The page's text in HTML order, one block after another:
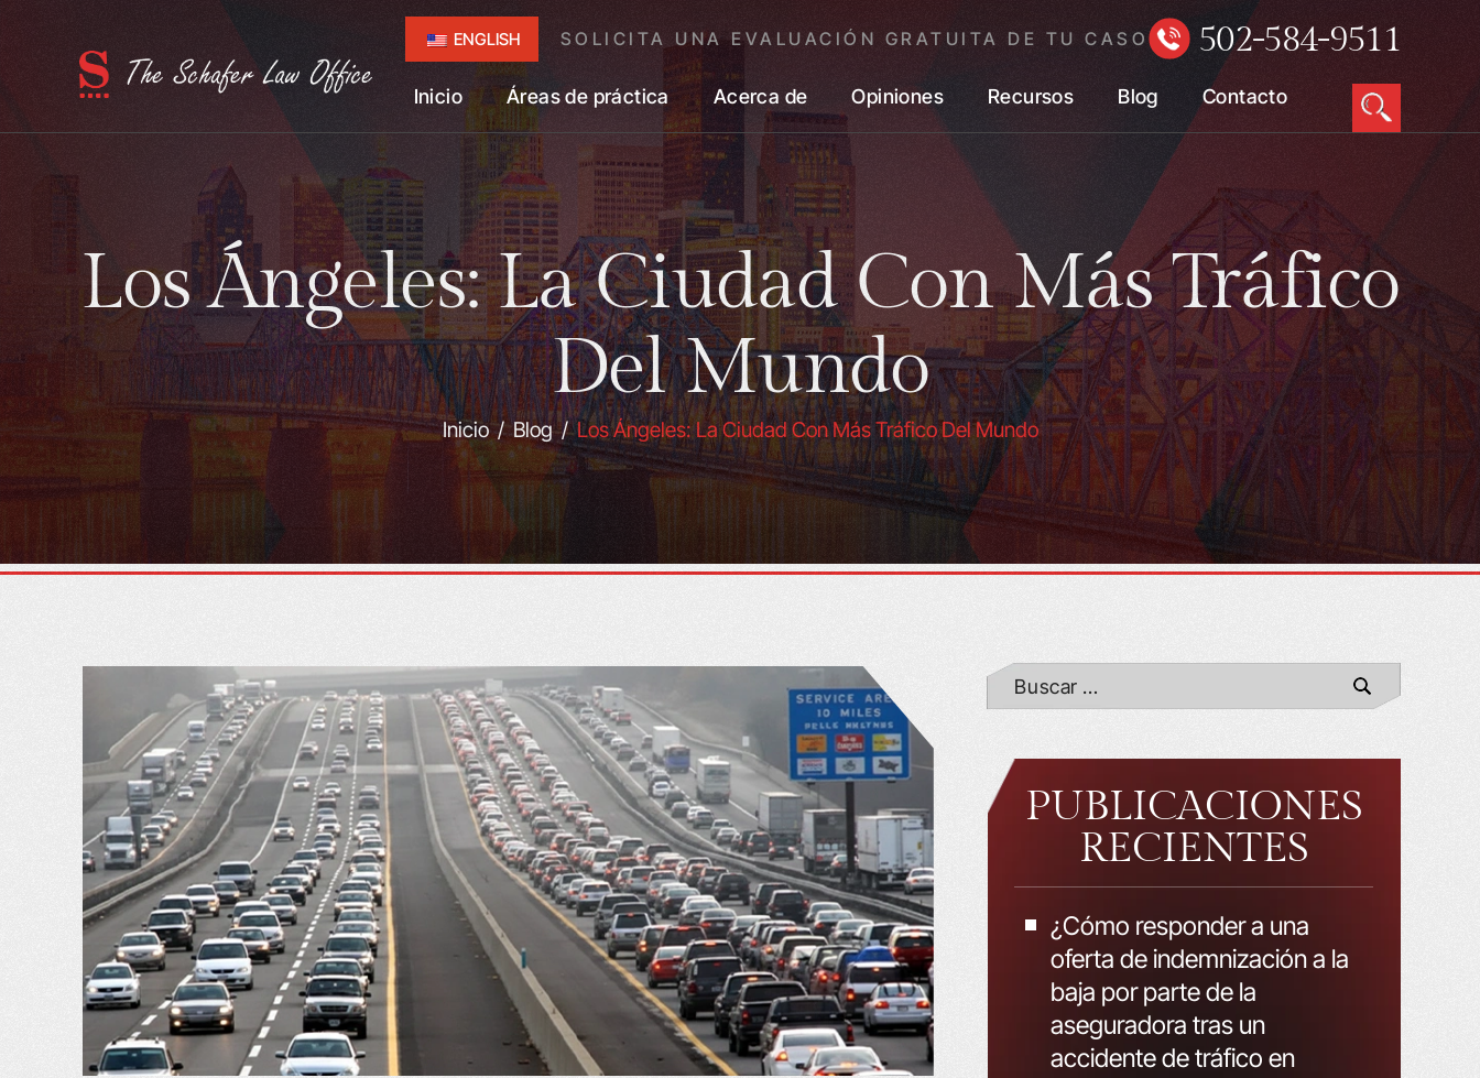
ENGLISH SOLICITA UNA EVALUACIÓN GRATUITA DE TU CASO 502-584-9511
Inicio Áreas de práctica Acerca de Opiniones Recursos Blog Contacto
Los Ángeles: La Ciudad Con Más Tráfico
Del Mundo
Inicio/Blog/Los Ángeles: La Ciudad Con Más Tráfico Del Mundo
PUBLICACIONES
RECIENTES
¿Cómo responder a una
oferta de indemnización a la
baja por parte de la
aseguradora tras un
accidente de tráfico en